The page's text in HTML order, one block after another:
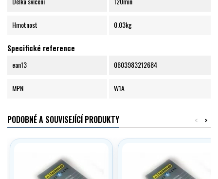
Hmotnost 0.03kg
Specifické reference
ean13 0603983212684
MPN W1A
PODOBNÉ A SOUVISEJÍCÍ PRODUKTY >
<